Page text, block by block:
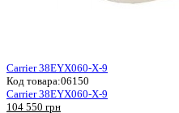
Carrier 38EYX060-X-9
Код товара:06150
Carrier 38EYX060-X-9
104 550 грн